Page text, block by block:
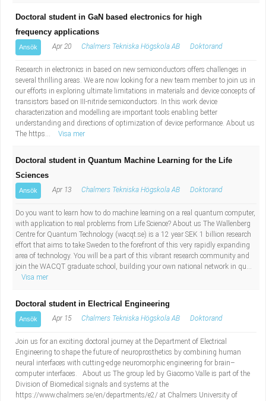
Doctoral student in GaN based electronics for high
frequency applications
Ansök Apr 20 Chalmers Tekniska Högskola AB Doktorand
Research in electronics in based on new semiconductors offers challenges in
several thrilling areas. We are now looking for a new team member to join us in
our efforts in exploring ultimate limitations in materials and device concepts of
transistors based on III-nitride semiconductors. In this work device
characterization and modelling are important tools enabling better
understanding and directions of optimization of device performance. About us
The https...
Visa mer
Doctoral student in Quantum Machine Learning for the Life
Sciences
Ansök Apr 13 Chalmers Tekniska Högskola AB Doktorand
Do you want to learn how to do machine learning on a real quantum computer,
with application to real problems from Life Science? About us The Wallenberg
Centre for Quantum Technology (wacqt.se) is a 12 year SEK 1 billion research
effort that aims to take Sweden to the forefront of this very rapidly expanding
area of technology. You will be a part of this vibrant research community and
join the WACQT graduate school, building your own national network in qu...
Visa mer
Doctoral student in Electrical Engineering
Ansök Apr 15 Chalmers Tekniska Högskola AB Doktorand
Join us for an exciting doctoral journey at the Department of Electrical
Engineering to shape the future of neuroprosthetics by combining human
neural interfaces with cutting-edge neuromorphic engineering for brain–
computer interfaces. About us The group led by Giacomo Valle is part of the
Division of Biomedical signals and systems at the
https://www.chalmers.se/en/departments/e2/ at Chalmers University of